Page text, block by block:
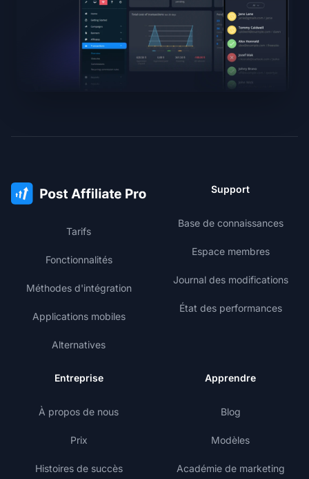
Tarifs
Fonctionnalités
Méthodes d'intégration
Applications mobiles
Alternatives
Support
Base de connaissances
Espace membres
Journal des modifications
État des performances
Entreprise
À propos de nous
Prix
Histoires de succès
Apprendre
Blog
Modèles
Académie de marketing